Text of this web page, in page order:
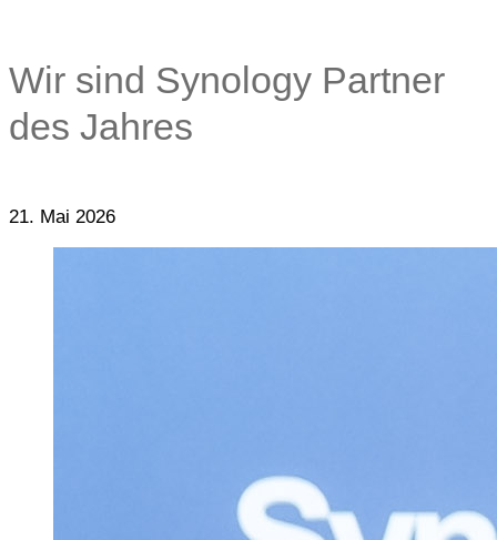
Wir sind Synology Partner
des Jahres
21. Mai 2026